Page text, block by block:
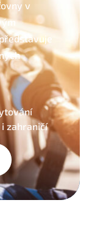
v
i zahraničí